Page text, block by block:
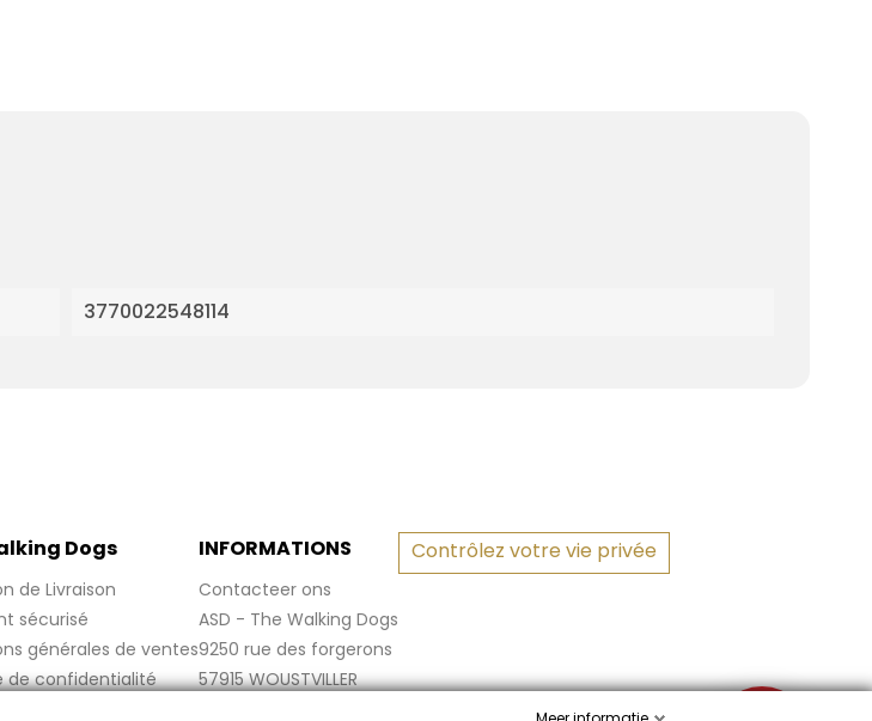
3770022548114
Dogs
de Livraison
sécurisé
générales de ventes
de confidentialité
INFORMATIONS
Contacteer ons
ASD - The Walking Dogs
9250 rue des forgerons
57915 WOUSTVILLER
Contrôlez votre vie privée